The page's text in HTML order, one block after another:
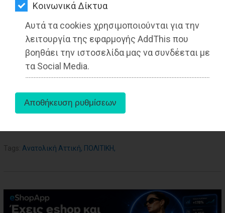
Kοινωνικά Δίκτυα
Αυτά τα cookies χρησιμοποιούνται για την
λειτουργία της εφαρμογής AddThis που
βοηθάει την ιστοσελίδα μας να συνδέεται με
τα Social Media.
ΨΙΘΥΡΟΙ
ΑΠΟΣΤΟΛΗ
ΑΡΘΡΩΝ
aboutus
Tags: Ανατολική Αττική, ΠΟΛΙΤΙΚΗ,